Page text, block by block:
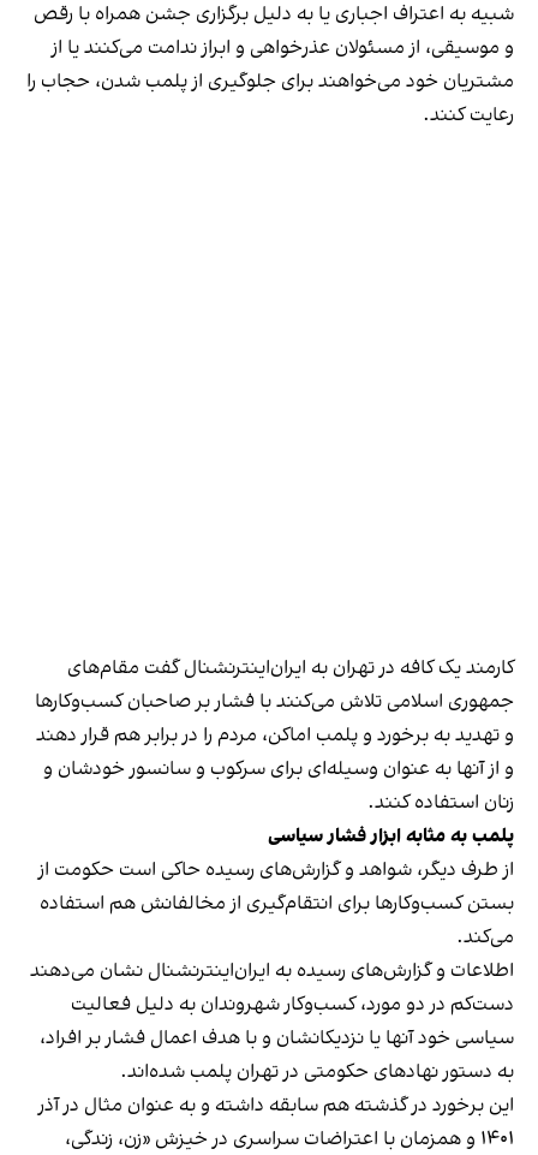
شبیه به اعتراف اجباری یا به دلیل برگزاری جشن همراه با رقص
و موسیقی، از مسئولان عذرخواهی و ابراز ندامت می‌کنند یا از
مشتریان خود می‌خواهند برای جلوگیری از پلمب شدن، حجاب را
رعایت کنند.
کارمند یک کافه در تهران به ایران‌اینترنشنال گفت مقام‌های
جمهوری اسلامی تلاش می‌کنند با فشار بر صاحبان کسب‌وکارها
و تهدید به برخورد و پلمب اماکن، مردم را در برابر هم قرار دهند
و از آنها به عنوان وسیله‌ای برای سرکوب و سانسور خودشان و
زنان استفاده کنند.
پلمب به مثابه ابزار فشار سیاسی
از طرف دیگر، شواهد و گزارش‌های رسیده حاکی است حکومت از
بستن کسب‌وکارها برای انتقام‌گیری از مخالفانش هم استفاده
می‌کند.
اطلاعات و گزارش‌های رسیده به ایران‌اینترنشنال نشان می‌دهند
دست‌کم در دو مورد، کسب‌وکار شهروندان به دلیل فعالیت
سیاسی خود آنها یا نزدیکانشان و با هدف اعمال فشار بر افراد،
به دستور نهادهای حکومتی در تهران پلمب شده‌اند.
این برخورد در گذشته هم سابقه داشته و به عنوان مثال در آذر
۱۴۰۱ و همزمان با اعتراضات سراسری در خیزش «زن، زندگی،